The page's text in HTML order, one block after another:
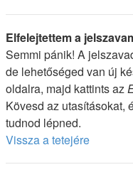
Elfelejtettem a
Semmi pánik! A
de lehetőséged van új
oldalra, majd kattints az
Kövesd az utasításokat,
tudnod lépned.
Vissza a tetejére